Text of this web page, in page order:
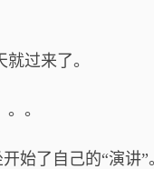
过来了。
。
始了自己的“演讲”